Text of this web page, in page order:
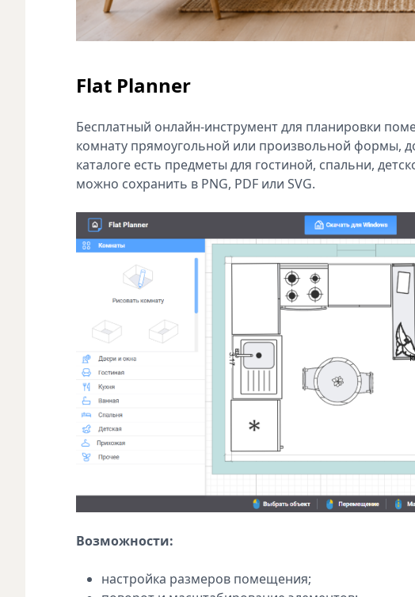
Flat Planner
Бесплатный онлайн-инструмент для планировки
комнату прямоугольной или произвольной формы,
каталоге есть предметы для гостиной, спальни,
можно сохранить в PNG, PDF или SVG.
Возможности:
настройка размеров помещения;